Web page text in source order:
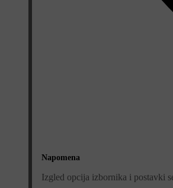
Napomena
Izgled opcija izbornika i postavki